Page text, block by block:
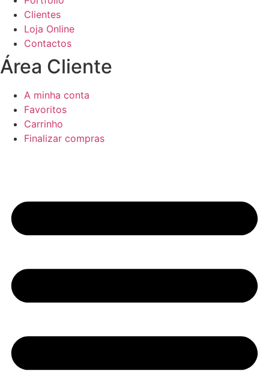
Clientes
Loja Online
Contactos
Área Cliente
A minha conta
Favoritos
Carrinho
Finalizar compras